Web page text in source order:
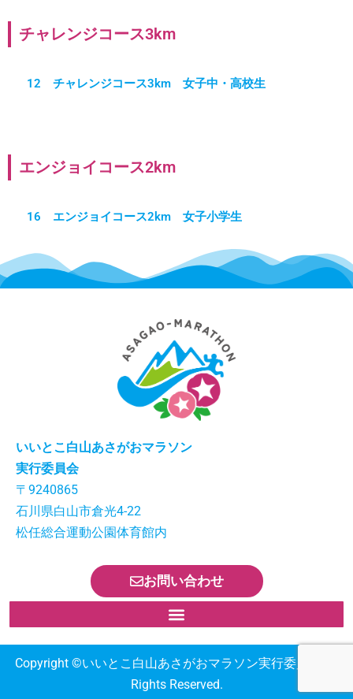
チャレンジコース3km
11 チャレンジコース3km 女子19歳以上
12 チャレンジコース3km 女子中・高校生
エンジョイコース2km
15 エンジョイコース2km 女子一般
16 エンジョイコース2km 女子小学生
いいとこ白山あさがおマラソン
実行委員会
〒9240865
石川県白山市倉光4-22
松任総合運動公園体育館内
お問い合わせ
Copyright ©︎いいとこ白山あさがおマラソン実行委員会 All
Rights Reserved.